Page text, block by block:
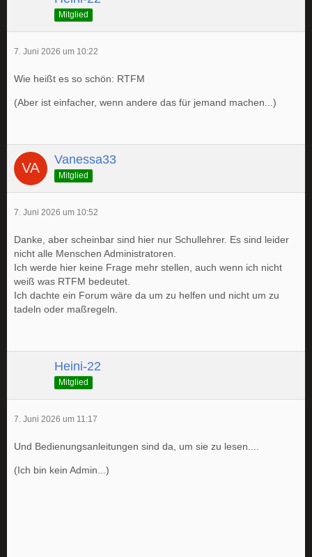
Mitglied
7. Juni 2026 um 10:22
Wie heißt es so schön: RTFM
(Aber ist einfacher, wenn andere das für jemand machen...)
Vanessa33
Mitglied
7. Juni 2026 um 10:52
Danke, aber scheinbar sind hier nur Schullehrer. Es sind leider
nicht alle Menschen Administratoren.
Ich werde hier keine Frage mehr stellen, auch wenn ich nicht
weiß was RTFM bedeutet.
Ich dachte ein Forum wäre da um zu helfen und nicht um zu
tadeln oder maßregeln.
Heini-22
Mitglied
7. Juni 2026 um 11:17
Und Bedienungsanleitungen sind da, um sie zu lesen....
(Ich bin kein Admin...)